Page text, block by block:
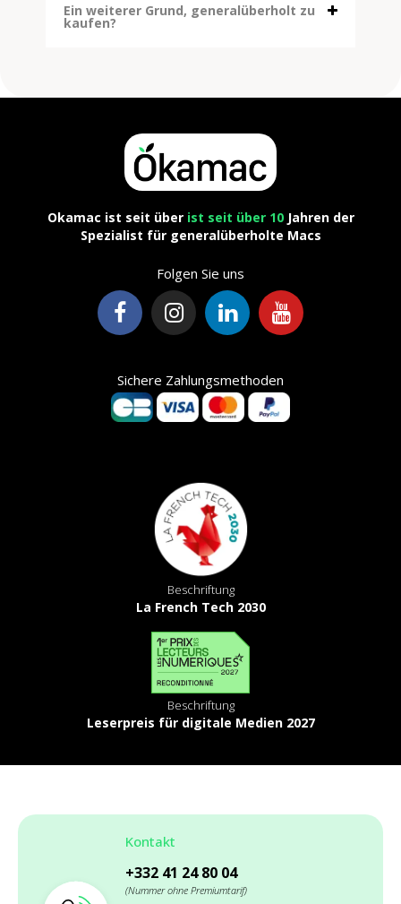
Ein weiterer Grund, generalüberholt zu
kaufen?
Okamac ist seit über ist seit über 10 Jahren der
Spezialist für generalüberholte Macs
Folgen Sie uns
Sichere Zahlungsmethoden
Beschriftung
La French Tech 2030
Beschriftung
Leserpreis für digitale Medien 2027
Kontakt
+332 41 24 80 04
(Nummer ohne Premiumtarif)